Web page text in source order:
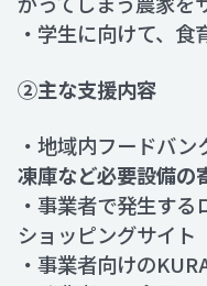
・学生に向けて、食
②主な支援内容
・地域内フードバン
凍庫など必要設備の
・事業者で発生す
ショッピングサイト
・事業者向けの